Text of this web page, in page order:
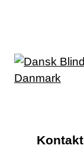
Kontakt